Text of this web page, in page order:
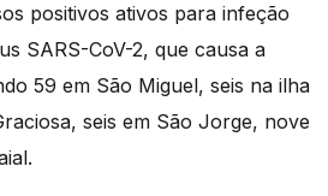
positivos ativos para infeção
SARS-CoV-2, que causa a
59 em São Miguel, seis na ilha
seis em São Jorge, nove